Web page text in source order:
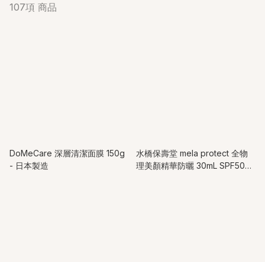
107項 商品
DoMeCare 深層清潔面膜 150g
- 日本製造
水橋保壽堂 mela protect 全物
理美顏精華防曬 30mL SPF50+